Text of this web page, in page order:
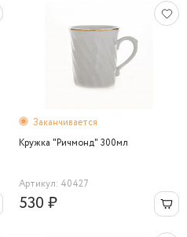
Заканчивается
Кружка "Ричмонд" 300мл
Артикул: 40427
530 ₽